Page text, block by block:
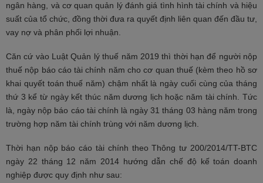
ngân hàng, và cơ quan quản lý đánh giá tình hình tài chính và hiệu
suất của tổ chức, đồng thời đưa ra quyết định liên quan đến đầu tư,
vay nợ và phân phối lợi nhuận.
Căn cứ vào Luật Quản lý thuế năm 2019 thì thời hạn để người nộp
thuế nộp báo cáo tài chính năm cho cơ quan thuế (kèm theo hồ sơ
khai quyết toán thuế năm) chậm nhất là ngày cuối cùng của tháng
thứ 3 kể từ ngày kết thúc năm dương lịch hoặc năm tài chính. Tức
là, ngày nộp báo cáo tài chính là ngày 31 tháng 03 hàng năm trong
trường hợp năm tài chính trùng với năm dương lịch.
Thời hạn nộp báo cáo tài chính theo Thông tư 200/2014/TT-BTC
ngày 22 tháng 12 năm 2014 hướng dẫn chế độ kế toán doanh
nghiệp được quy định như sau: